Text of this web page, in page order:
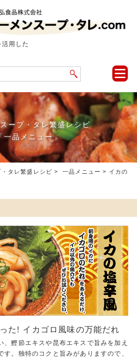
用した
toggle
ープ・タレ繁盛レシピ
一品メニュー」
タレ繁盛レシピ >一品メニュー > イカの
た! イカゴロ風味の万能だれ
、鰹節エキスや昆布エキスで旨みを加え
す。独特のコクと旨みがありますので、